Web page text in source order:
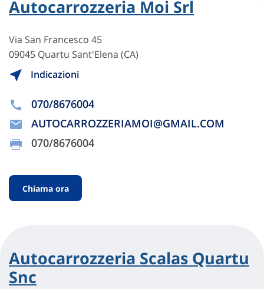
Autocarrozzeria Moi Srl
Via San Francesco 45
09045 Quartu Sant'Elena (CA)
Indicazioni
070/8676004
AUTOCARROZZERIAMOI@GMAIL.COM
070/8676004
Chiama ora
Autocarrozzeria Scalas Quartu
Snc